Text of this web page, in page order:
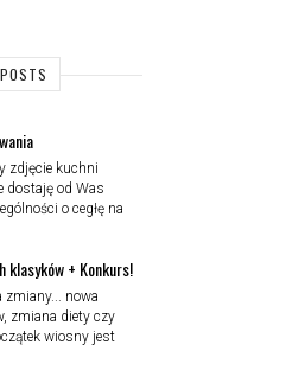
zdjęcie kuchni
dostaję od Was
o cegłę na
klasyków + Konkurs!
nowa
zmiana diety czy
wiosny jest